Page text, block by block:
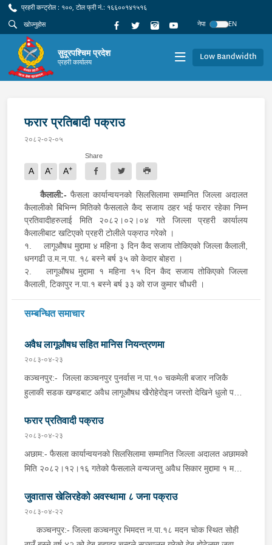
प्रहरी कन्ट्रोल : १००, टोल फ्री नं.: १६६००१४१५१६
नेपा
EN
सुदूरपश्चिम प्रदेश
प्रहरी कार्यालय Low Bandwidth
फरार प्रतिबादी पक्राउ
२०८२-०२-०५
A A- A+
Share
कैलाली:-फैसला कार्यान्वयनको सिलसिलामा सम्मानित जिल्ला अदालत
कैलालीको बिभिन्न मितिको फैसलाले कैद सजाय ठहर भई फरार रहेका निम्न
प्रतिवादीहरुलाई मिति २०८२।०२।०४ गते जिल्ला प्रहरी कार्यालय
कैलालीबाट खटिएको प्रहरी टोलीले पक्राउ गरेको ।
१.
लागूऔषध मुद्दामा ४ महिना ३ दिन कैद सजाय तोकिएको जिल्ला कैलाली,
धनगढी उ.म.न.पा. १८ बस्ने बर्ष ३५ को केदार बोहरा ।
२.
लागूऔषध मुद्दामा १ महिना १५ दिन कैद सजाय तोकिएको जिल्ला
कैलाली, टिकापुर न.पा.१ बस्ने बर्ष ३३ को राज कुमार चौधरी ।
सम्बन्धित समाचार
अवैध लागूऔषध सहित मानिस नियन्त्रणमा
२०८३-०४-२३
कञ्चनपुर:- जिल्ला कञ्चनपुर पुनर्वास न.पा.१० चकमेली बजार नजिकै
हुलाकी सडक खण्डबाट अवैध लागूऔषध खैरोहेरोइन जस्तो देखिने धुलो पदार्थ
र Nitrazepam-24 Tablets सहित जिल्ला कैलाली, धनगढी
उ.म.न.पा.वडा नं ४ चौराह बस्ने वर्ष ३० को मनिष भट्ट, ऐ.ऐ.वडा नं ३ बडरा
बस्ने वर्ष ३० को हरि भन्ने हरिष खड्का र ऐ.ऐ. बस्ने वर्ष ३० को बिरेन्द्र
चौधरीलाई इलाका प्रहरी कार्यालय त्रिभुवनबस्ती, कञ्चनपुरबाट खटिएको
पक्राउ गरेको छ । यसैगरी, जिल्ला कञ्चनपुर पुनर्वास न.पा.१० चकमेली
बजार नजिकै हुलाकी सडक खण्डबाट अवैध लागूऔषध खैरोहेरोइन जस्तो
देखिने धुलो पदार्थ ३६० मिलिग्राम सहित जिल्ला कैलाली, धनगढी
उ.म.न.पा.वडा नं २ चौराह बस्ने वर्ष २७ को नरेन्द्र बहादुर विष्टलाई इलाका
फरार प्रतिवादी पक्राउ
२०८३-०४-२३
अछाम:- फैसला कार्यान्वयनको सिलसिलामा सम्मानित जिल्ला अदालत अछामको
मिति २०८२।१२।१६ गतेको फैसलाले वन्यजन्तु अवैध सिकार मुद्दामा १ महिना
बान्निगढी जयगढ गा.पा. वडा नं ६ दर्ना बस्ने भिम बहादुर साउँदलाई प्रहरी
चौकी जयगढ,अछामबाट खटिएको प्रहरी टोलीले शुक्रबार दिउँसो निजको घर
ठेगानाबाट पक्राउ गरेको छ ।
जुवातास खेलिरहेको अवस्थामा ८ जना पक्राउ
२०८३-०४-२२
कञ्चनपुर:- जिल्ला कञ्चनपुर भिमदत्त न.पा.१८ मदन चोक स्थित सोही